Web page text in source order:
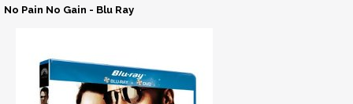
No Pain No Gain - Blu Ray